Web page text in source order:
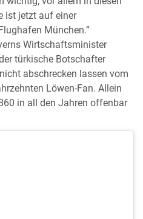
ist jetzt auf einer
München.”
Wirtschaftsminister
türkische Botschafter
abschrecken lassen vom
Löwen-Fan. Allein
in all den Jahren offenbar